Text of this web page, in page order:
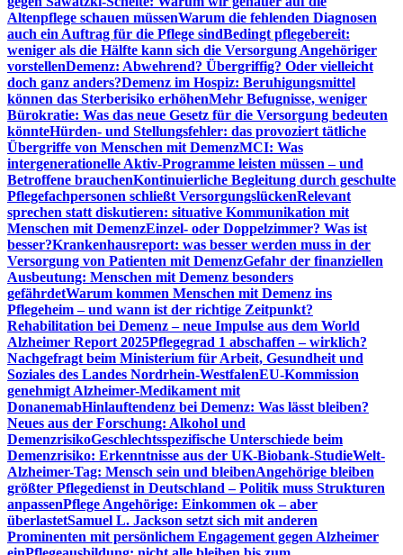
Altenpflege schauen müssenWarum die fehlenden Diagnosen
auch ein Auftrag für die Pflege sindBedingt pflegebereit:
weniger als die Hälfte kann sich die Versorgung Angehöriger
vorstellenDemenz: Abwehrend? Übergriffig? Oder vielleicht
doch ganz anders?Demenz im Hospiz: Beruhigungsmittel
können das Sterberisiko erhöhenMehr Befugnisse, weniger
Bürokratie: Was das neue Gesetz für die Versorgung bedeuten
könnteHürden- und Stellungsfehler: das provoziert tätliche
Übergriffe von Menschen mit DemenzMCI: Was
intergenerationelle Aktiv-Programme leisten müssen – und
Betroffene brauchenKontinuierliche Begleitung durch geschulte
Pflegefachpersonen schließt VersorgungslückenRelevant
sprechen statt diskutieren: situative Kommunikation mit
Menschen mit DemenzEinzel- oder Doppelzimmer? Was ist
besser?Krankenhausreport: was besser werden muss in der
Versorgung von Patienten mit DemenzGefahr der finanziellen
Ausbeutung: Menschen mit Demenz besonders
gefährdetWarum kommen Menschen mit Demenz ins
Pflegeheim – und wann ist der richtige Zeitpunkt?
Rehabilitation bei Demenz – neue Impulse aus dem World
Alzheimer Report 2025Pflegegrad 1 abschaffen – wirklich?
Nachgefragt beim Ministerium für Arbeit, Gesundheit und
Soziales des Landes Nordrhein-WestfalenEU-Kommission
genehmigt Alzheimer-Medikament mit
DonanemabHinlauftendenz bei Demenz: Was lässt bleiben?
Neues aus der Forschung: Alkohol und
DemenzrisikoGeschlechtsspezifische Unterschiede beim
Demenzrisiko: Erkenntnisse aus der UK-Biobank-StudieWelt-
Alzheimer-Tag: Mensch sein und bleibenAngehörige bleiben
größter Pflegedienst in Deutschland – Politik muss Strukturen
anpassenPflege Angehörige: Einkommen ok – aber
überlastetSamuel L. Jackson setzt sich mit anderen
Prominenten mit persönlichem Engagement gegen Alzheimer